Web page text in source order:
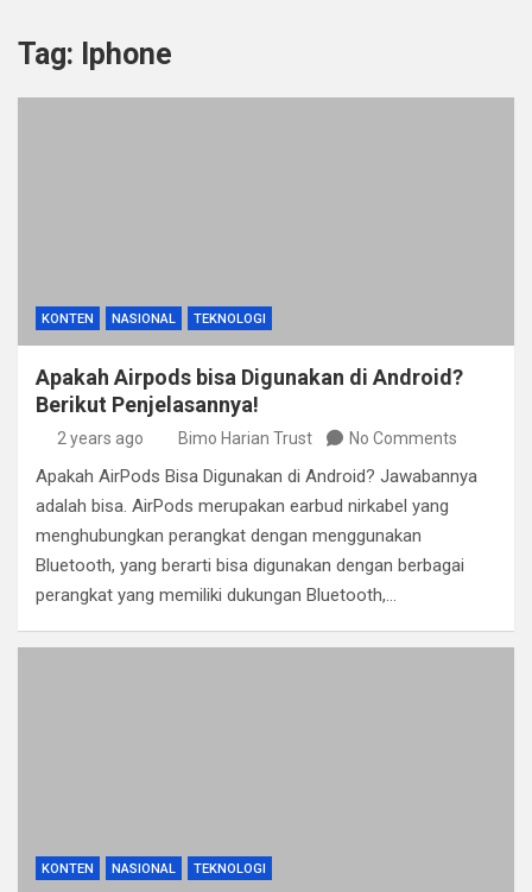
Tag: Iphone
KONTEN NASIONAL TEKNOLOGI
Apakah Airpods bisa Digunakan di Android?
Berikut Penjelasannya!
2 years ago Bimo Harian Trust No Comments
Apakah AirPods Bisa Digunakan di Android? Jawabannya
adalah bisa. AirPods merupakan earbud nirkabel yang
menghubungkan perangkat dengan menggunakan
Bluetooth, yang berarti bisa digunakan dengan berbagai
perangkat yang memiliki dukungan Bluetooth,…
KONTEN NASIONAL TEKNOLOGI